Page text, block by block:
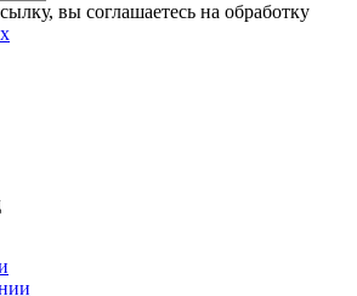
вы соглашаетесь на обработку